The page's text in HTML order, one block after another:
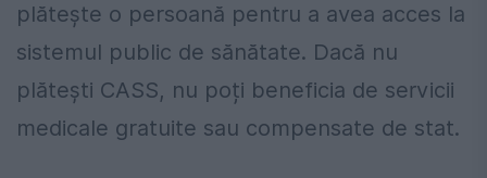
plătește o persoană pentru a avea acces la
sistemul public de sănătate. Dacă nu
plătești CASS, nu poți beneficia de servicii
medicale gratuite sau compensate de stat.